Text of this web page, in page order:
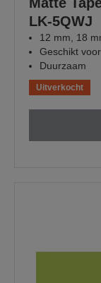
LK-5QWJ
12 mm, 18
Geschikt
Duurzaam
Uitverkocht